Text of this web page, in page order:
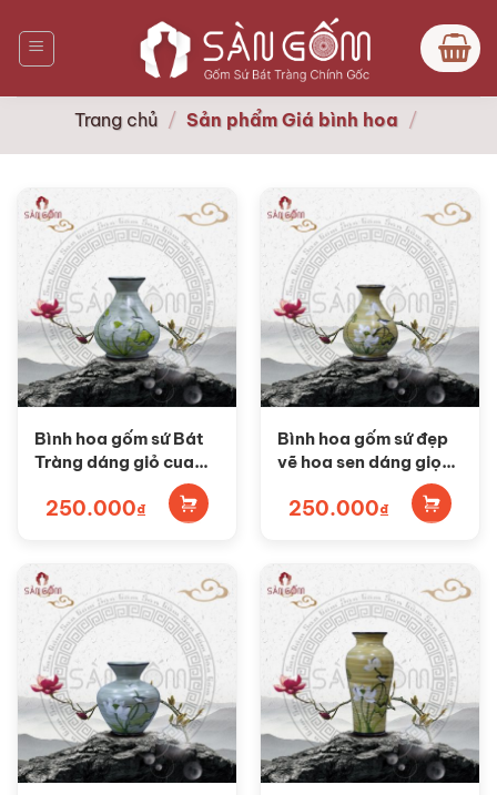
qua
nội
dung
Trang chủ / Sản phẩm Giá bình hoa /
Bình hoa gốm sứ Bát
Tràng dáng giỏ cua
họa tiết hoa sen SG-
BH113
250.000₫
Bình hoa gốm sứ đẹp
vẽ hoa sen dáng giọt
250.000₫